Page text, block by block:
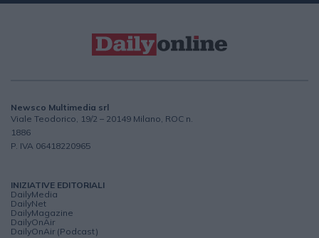
Newsco Multimedia srl
Viale Teodorico, 19/2 – 20149 Milano, ROC n.
1886
P. IVA 06418220965
INIZIATIVE EDITORIALI
DailyMedia
DailyNet
DailyMagazine
DailyOnAir
DailyOnAir (Podcast)